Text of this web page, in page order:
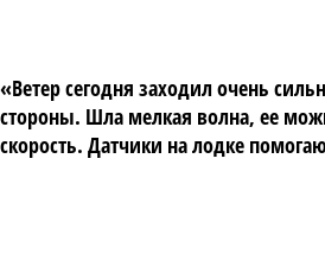
«Ветер сегодня заходил очень
стороны. Шла мелкая волна, ее
скорость. Датчики на лодке